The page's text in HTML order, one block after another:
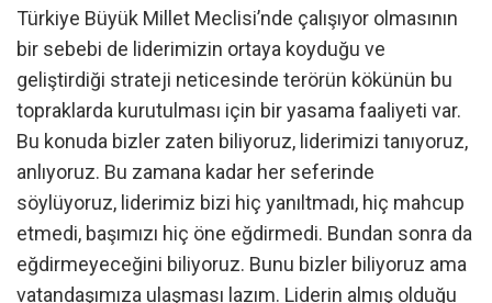
Türkiye Büyük Millet Meclisi’nde çalışıyor olmasının
bir sebebi de liderimizin ortaya koyduğu ve
geliştirdiği strateji neticesinde terörün kökünün bu
topraklarda kurutulması için bir yasama faaliyeti var.
Bu konuda bizler zaten biliyoruz, liderimizi tanıyoruz,
anlıyoruz. Bu zamana kadar her seferinde
söylüyoruz, liderimiz bizi hiç yanıltmadı, hiç mahcup
etmedi, başımızı hiç öne eğdirmedi. Bundan sonra da
eğdirmeyeceğini biliyoruz. Bunu bizler biliyoruz ama
vatandaşımıza ulaşması lazım. Liderin almış olduğu